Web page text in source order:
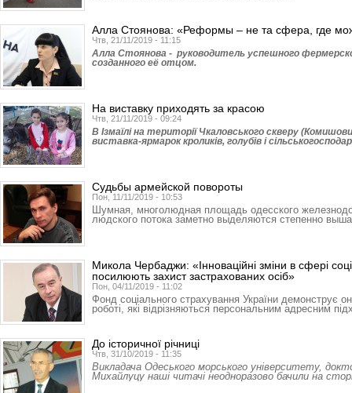
Алла Стоянова: «Реформы – не та сфера, где
Чтв, 21/11/2019 - 11:15
Алла Стоянова - руководитель успешного
созданного её отцом.
На виставку приходять за красою
Чтв, 21/11/2019 - 09:24
В Ізмаїлі на території Чкаловського скверу
виставка-ярмарок кроликів, голубів і
Судьбы армейской повороты
Пон, 11/11/2019 - 10:53
Шумная, многолюдная площадь одесского
людского потока заметно выделяются степенно
Микола Чербаджи: «Інноваційні зміни в сфері
посилюють захист застрахованих осіб»
Пон, 04/11/2019 - 11:02
Фонд соціального страхування України демонструє
роботі, які відрізняються персональним адресним
До історичної річниці
Чтв, 31/10/2019 - 11:35
Викладача Одеського морського університету,
Михайлуцу наші читачі неодноразово бачили на